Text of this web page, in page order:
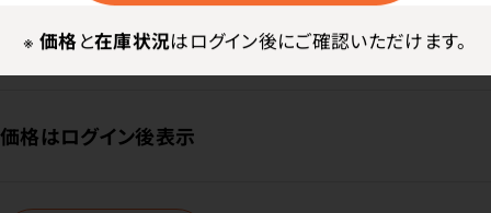
※ 価格と在庫状況はログイン後にご確認いただけます。
型・対応機種：
PS1・Sirona
価格はログイン後表示